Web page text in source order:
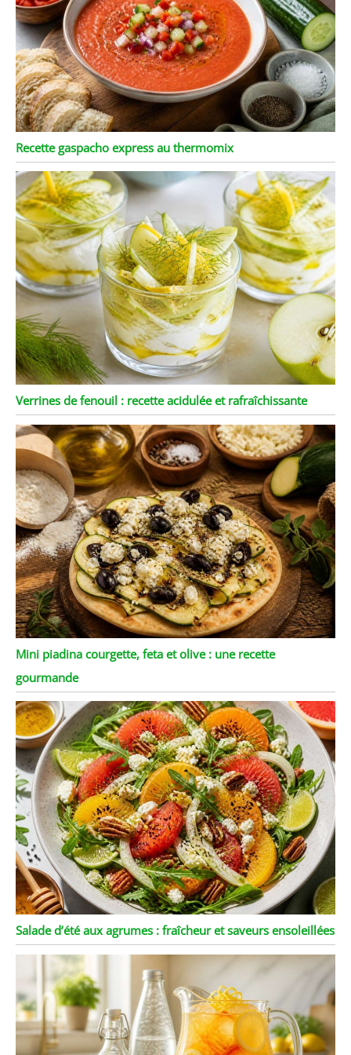
bois faits à la main et à la
rénovation de meubles
vintage, matériel idéal
pour la rénovation de la
maison et le style
intérieur unifié chez
l'habitant.
Recette gaspacho express au thermomix
Verrines de fenouil : recette acidulée et rafraîchissante
Mini piadina courgette, feta et olive : une recette
gourmande
Salade d’été aux agrumes : fraîcheur et saveurs ensoleillées